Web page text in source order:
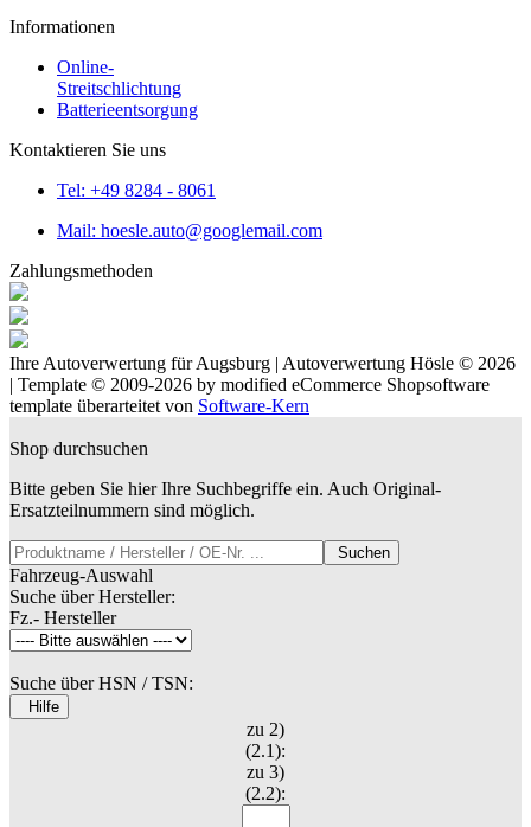
Informationen
Online-
Streitschlichtung
Batterieentsorgung
Kontaktieren Sie uns
Tel: +49 8284 - 8061
Mail: hoesle.auto@googlemail.com
Zahlungsmethoden
Ihre Autoverwertung für Augsburg | Autoverwertung Hösle © 2026
| Template © 2009-2026 by modified eCommerce Shopsoftware
template überarteitet von Software-Kern
Shop durchsuchen
Bitte geben Sie hier Ihre Suchbegriffe ein. Auch Original-
Ersatzteilnummern sind möglich.
Suchen
Fahrzeug-Auswahl
Suche über Hersteller:
Fz.- Hersteller
Suche über HSN / TSN:
Hilfe
zu 2)
(2.1):
zu 3)
(2.2):